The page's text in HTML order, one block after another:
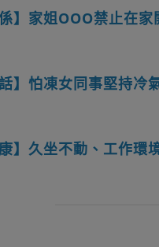
】家姐OOO禁止在
】怕凍女同事堅持冷
】久坐不動、工作環